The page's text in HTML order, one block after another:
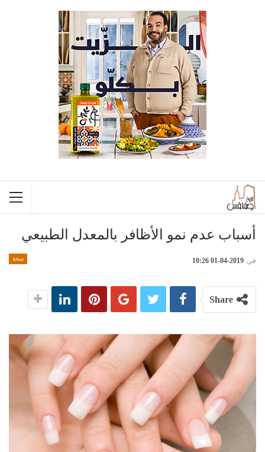
أسباب عدم نمو الأظافر بالمعدل الطبيعي
صحة في 2019-04-01 10:26
Share